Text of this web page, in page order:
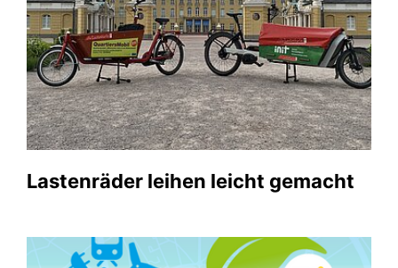
Lastenräder leihen leicht gemacht